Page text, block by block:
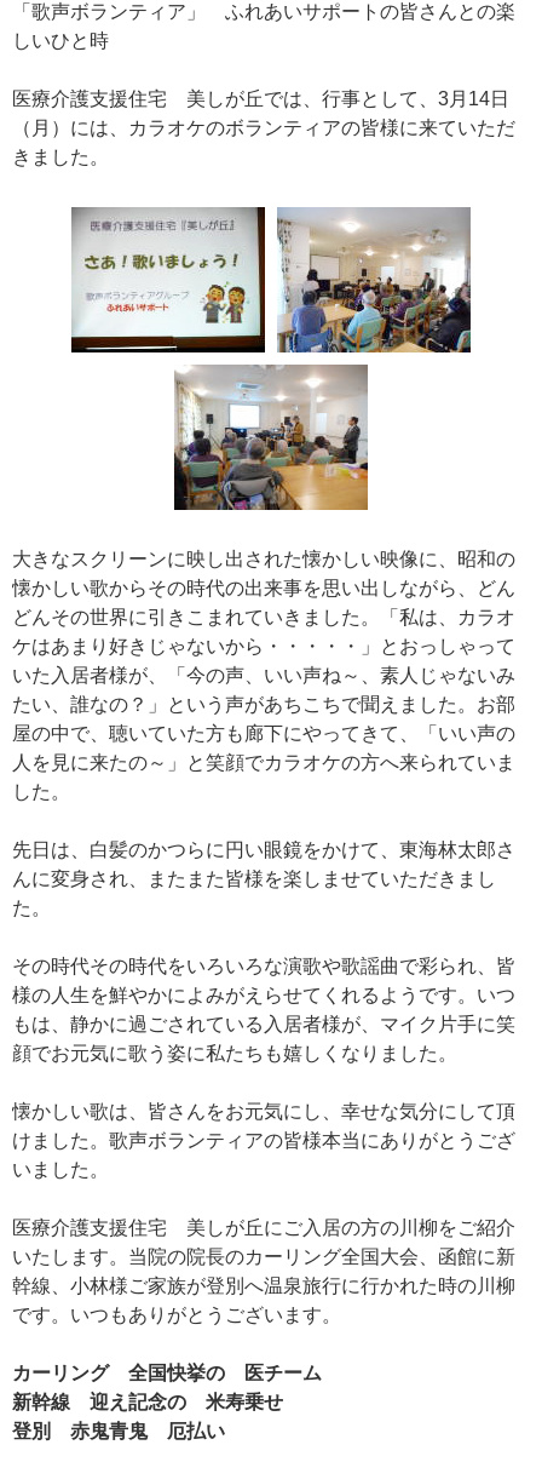
「歌声ボランティア」 ふれあいサポートの皆さんとの楽
しいひと時
医療介護支援住宅 美しが丘では、行事として、3月14日
（月）には、カラオケのボランティアの皆様に来ていただ
きました。
大きなスクリーンに映し出された懐かしい映像に、昭和の
懐かしい歌からその時代の出来事を思い出しながら、どん
どんその世界に引きこまれていきました。「私は、カラオ
ケはあまり好きじゃないから・・・・・」とおっしゃって
いた入居者様が、「今の声、いい声ね～、素人じゃないみ
たい、誰なの？」という声があちこちで聞えました。お部
屋の中で、聴いていた方も廊下にやってきて、「いい声の
人を見に来たの～」と笑顔でカラオケの方へ来られていま
した。
先日は、白髪のかつらに円い眼鏡をかけて、東海林太郎さ
んに変身され、またまた皆様を楽しませていただきまし
た。
その時代その時代をいろいろな演歌や歌謡曲で彩られ、皆
様の人生を鮮やかによみがえらせてくれるようです。いつ
もは、静かに過ごされている入居者様が、マイク片手に笑
顔でお元気に歌う姿に私たちも嬉しくなりました。
懐かしい歌は、皆さんをお元気にし、幸せな気分にして頂
けました。歌声ボランティアの皆様本当にありがとうござ
いました。
医療介護支援住宅 美しが丘にご入居の方の川柳をご紹介
いたします。当院の院長のカーリング全国大会、函館に新
幹線、小林様ご家族が登別へ温泉旅行に行かれた時の川柳
です。いつもありがとうございます。
カーリング 全国快挙の 医チーム
新幹線 迎え記念の 米寿乗せ
登別 赤鬼青鬼 厄払い